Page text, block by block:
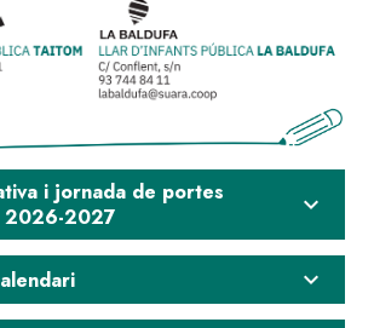
i jornada de portes
2026-2027
expand_more
expand_more